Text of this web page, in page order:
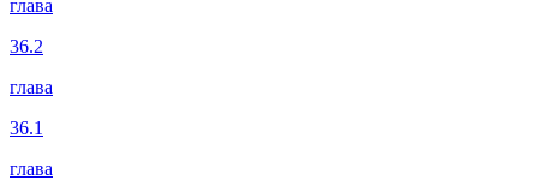
глава
36.2
глава
36.1
глава